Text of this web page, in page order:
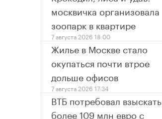
москвичка организовала
зоопарк в квартире
7 августа 2026 18:00
Жилье в Москве стало
окупаться почти втрое
дольше офисов
7 августа 2026 17:34
ВТБ потребовал взыскать
более 109 млн евро с